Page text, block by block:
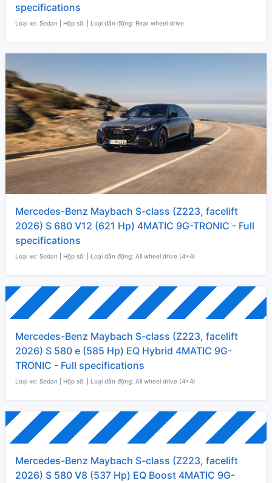
specifications
Loại xe: Sedan | Hộp số: | Loại dẫn động: Rear wheel drive
Mercedes-Benz Maybach S-class (Z223, facelift
2026) S 680 V12 (621 Hp) 4MATIC 9G-TRONIC - Full
specifications
Loại xe: Sedan | Hộp số: | Loại dẫn động: All wheel drive (4x4)
Mercedes-Benz Maybach S-class (Z223, facelift
2026) S 580 e (585 Hp) EQ Hybrid 4MATIC 9G-
TRONIC - Full specifications
Loại xe: Sedan | Hộp số: | Loại dẫn động: All wheel drive (4x4)
Mercedes-Benz Maybach S-class (Z223, facelift
2026) S 580 V8 (537 Hp) EQ Boost 4MATIC 9G-